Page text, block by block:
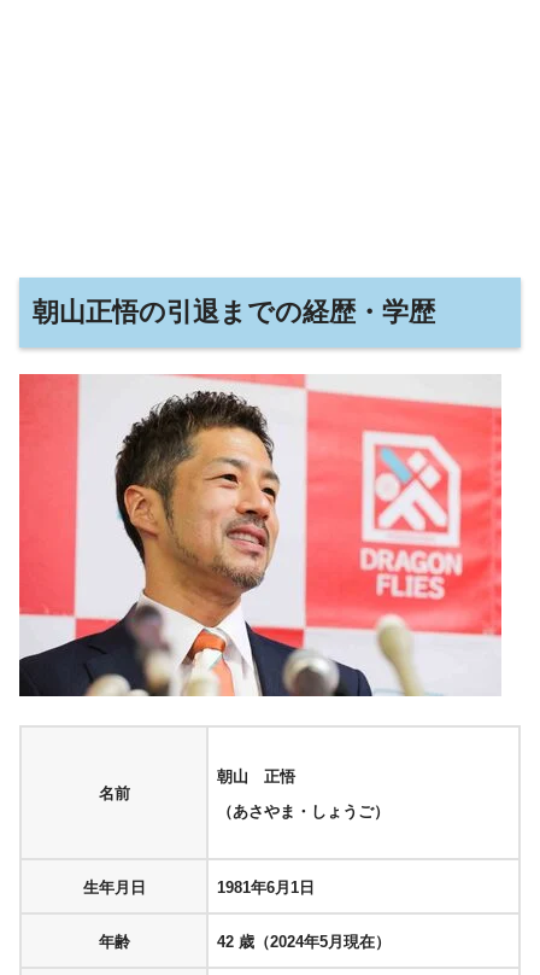
朝山正悟の引退までの経歴・学歴
名前
朝山 正悟
（あさやま・しょうご）
生年月日 1981年6月1日
年齢 42 歳（2024年5月現在）